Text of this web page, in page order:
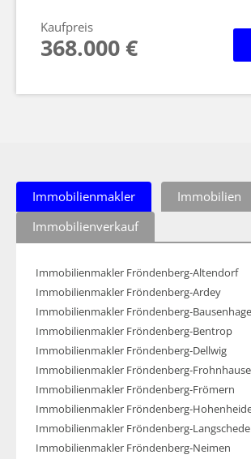
Kaufpreis
368.000 €
Immobilienmakler
Immobilien
Immobilienverkauf
Immobilienmakler Fröndenberg-Altendorf
Immobilienmakler Fröndenberg-Ardey
Immobilienmakler Fröndenberg-
Immobilienmakler Fröndenberg-Bentrop
Immobilienmakler Fröndenberg-Dellwig
Immobilienmakler Fröndenberg-
Immobilienmakler Fröndenberg-Frömern
Immobilienmakler Fröndenberg-
Immobilienmakler Fröndenberg-Langschede
Immobilienmakler Fröndenberg-Neimen